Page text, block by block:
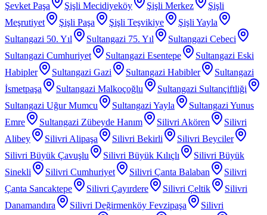
Şevket Paşa
Şişli Mecidiyeköy Şişli Merkez
Şişli
Meşrutiyet
Şişli Paşa Şişli Teşvikiye
Şişli Yayla
Sultangazi 50. Yıl
Sultangazi 75. Yıl
Sultangazi Cebeci
Sultangazi Cumhuriyet
Sultangazi Esentepe
Sultangazi Eski
Habipler
Sultangazi Gazi Sultangazi Habibler
Sultangazi
İsmetpaşa
Sultangazi Malkoçoğlu
Sultangazi Sultançiftliği
Sultangazi Uğur Mumcu
Sultangazi Yayla
Sultangazi Yunus
Emre
Sultangazi Zübeyde Hanım Silivri Akören
Silivri
Alibey
Silivri Alipaşa Silivri Bekirli
Silivri Beyciler
Silivri Büyük Çavuşlu
Silivri Büyük Kılıçlı
Silivri Büyük
Sinekli
Silivri Cumhuriyet Silivri Çanta Balaban
Silivri
Çanta Sancaktepe
Silivri Çayırdere Silivri Çeltik
Silivri
Danamandıra
Silivri Değirmenköy Fevzipaşa
Silivri